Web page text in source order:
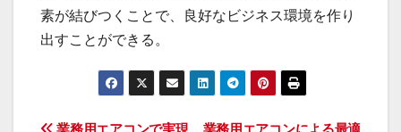
素が結びつくことで、良好なビジネス環境を作り
出すことができる。
業務用エアコンによる最適
業務用エアコンで実現